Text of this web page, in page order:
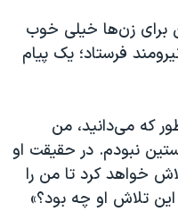
برای زن‌ها خیلی خوب
فرستاد؛ یک پیام
که می‌دانید، من
نبودم. در حقیقت او
خواهد کرد تا من را
تلاش او چه بود؟»